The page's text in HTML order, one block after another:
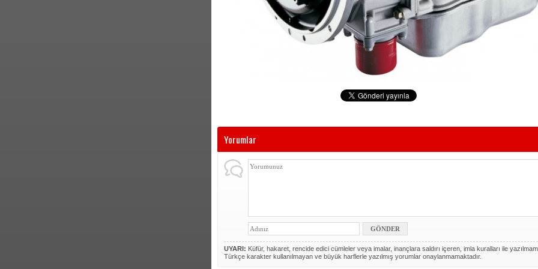
Yorumlar
UYARI: Küfür, hakaret, rencide edici cümleler veya imalar, inançlara saldırı içeren, imla kuralları ile
Türkçe karakter kullanılmayan ve büyük harflerle yazılmış yorumlar onaylanmamaktadır.